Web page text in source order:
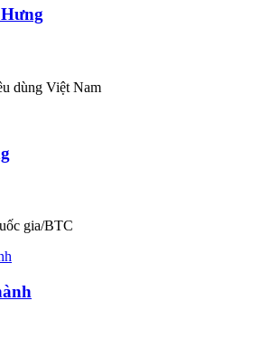
dùng Việt Nam
gia/BTC